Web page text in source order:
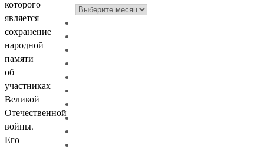
которого
является
сохранение
народной
памяти
об
участниках
Великой
Отечественной
войны.
Его
Архивы